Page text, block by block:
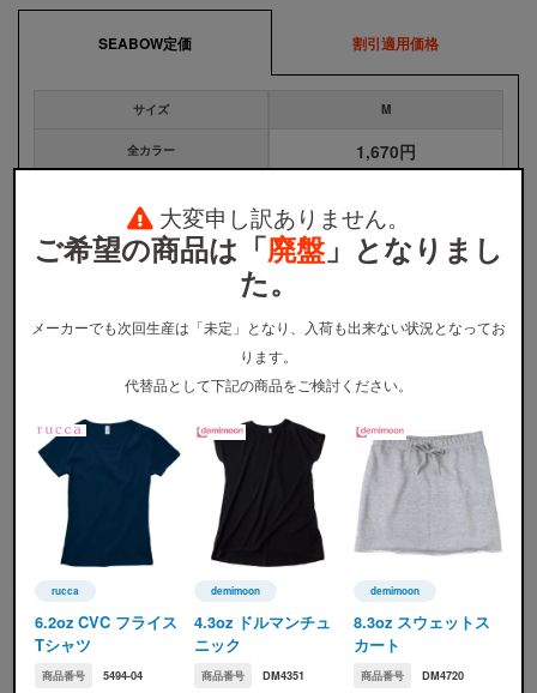
SEABOW定価 割引適用価格
サイズ M
全カラー 1,670円
ウェア本体の税込価格です。プリント代金、送料などは含まれません。
割引適用価格は、早割と学割を併用した場合のウェア本体の単価となります。詳しくは
ら適用条件をご確認ください。
無地注文、バッグ・タオル・キャップ等は、割引の対象外です。
002 ブラック
594 ヴィンテージヘザーネイ
598 ヘザーチャコール
大変申し訳ありません。
ご希望の商品は「廃盤」となりまし
た。
メーカーでも次回生産は「未定」となり、入荷も出来ない状況となってお
ります。
代替品として下記の商品をご検討ください。
rucca
rucca(ルッカ)
6.2oz CVC フライス
Tシャツ
商品番号 5494-04
demimoon
demimoon(デミムーン)
4.3oz ドルマンチュ
ニック
商品番号 DM4351
demimoon
demimoon(デミムーン)
8.3oz スウェットス
カート
商品番号 DM4720